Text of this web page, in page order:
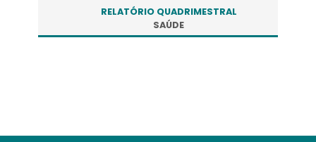
RELATÓRIO QUADRIMESTRAL
SAÚDE